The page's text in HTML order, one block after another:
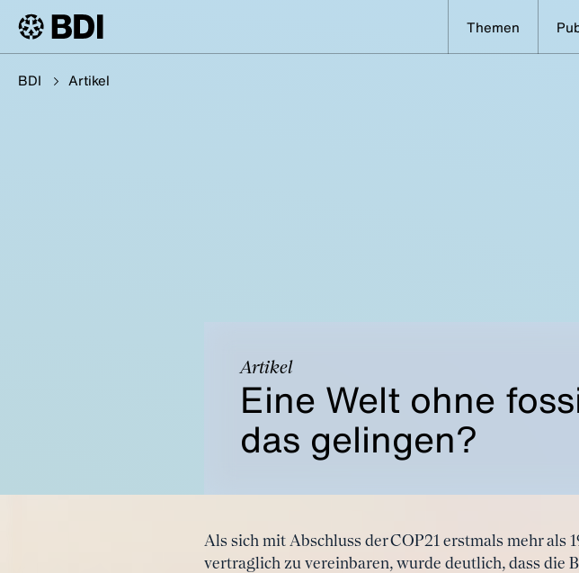
Themen
BDI Artikel
Artikel
Eine Welt ohne
das gelingen?
Als sich mit Abschluss der COP21 erstmals mehr
vertraglich zu vereinbaren, wurde deutlich, dass die